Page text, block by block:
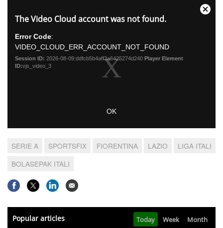
w
d
w
The Video Cloud account was not found.
Error Code:
VIDEO_CLOUD_ERR_ACCOUNT_NOT_FOUND
Session ID: 2026-08-09:ddfcb5b4aff3a6425274d240 Player Element
ID:vjs_video_3
OK
Close
SERIE A SPORTSFIX FIORENTINA LAZIO
LIGA ITALI
BOLASEPAK ITALI
Popular articles Today Week Month